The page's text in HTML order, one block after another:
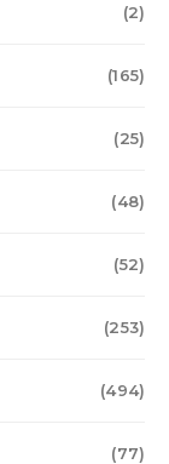
(2)
(165)
(25)
(48)
(52)
(253)
(494)
(77)